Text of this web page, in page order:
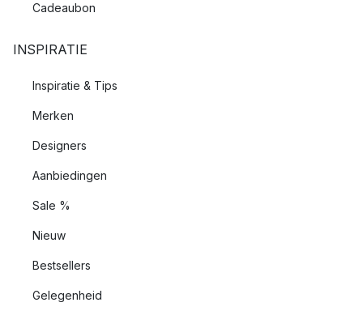
Cadeaubon
INSPIRATIE
Inspiratie & Tips
Merken
Designers
Aanbiedingen
Sale %
Nieuw
Bestsellers
Gelegenheid